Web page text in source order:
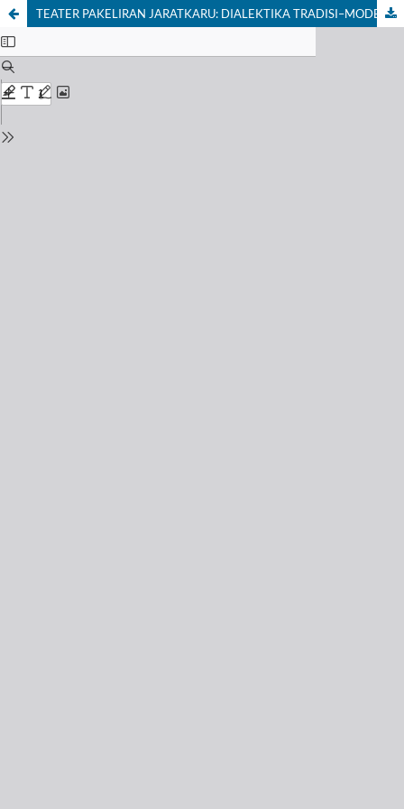
TEATER PAKELIRAN JARATKARU: DIALEKTIKA TRADISI–MODERNITAS, PATRIARKI, DAN CATUR ASRAMA BALI KONTEMPORER